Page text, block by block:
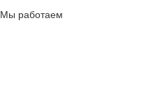
Мы работаем